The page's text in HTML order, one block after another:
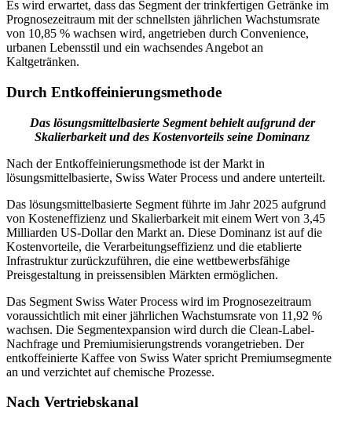
Es wird erwartet, dass das Segment der trinkfertigen Getränke im
Prognosezeitraum mit der schnellsten jährlichen Wachstumsrate
von 10,85 % wachsen wird, angetrieben durch Convenience,
urbanen Lebensstil und ein wachsendes Angebot an
Kaltgetränken.
Durch Entkoffeinierungsmethode
Das lösungsmittelbasierte Segment behielt aufgrund der
Skalierbarkeit und des Kostenvorteils seine Dominanz
Nach der Entkoffeinierungsmethode ist der Markt in
lösungsmittelbasierte, Swiss Water Process und andere unterteilt.
Das lösungsmittelbasierte Segment führte im Jahr 2025 aufgrund
von Kosteneffizienz und Skalierbarkeit mit einem Wert von 3,45
Milliarden US-Dollar den Markt an. Diese Dominanz ist auf die
Kostenvorteile, die Verarbeitungseffizienz und die etablierte
Infrastruktur zurückzuführen, die eine wettbewerbsfähige
Preisgestaltung in preissensiblen Märkten ermöglichen.
Das Segment Swiss Water Process wird im Prognosezeitraum
voraussichtlich mit einer jährlichen Wachstumsrate von 11,92 %
wachsen. Die Segmentexpansion wird durch die Clean-Label-
Nachfrage und Premiumisierungstrends vorangetrieben. Der
entkoffeinierte Kaffee von Swiss Water spricht Premiumsegmente
an und verzichtet auf chemische Prozesse.
Nach Vertriebskanal